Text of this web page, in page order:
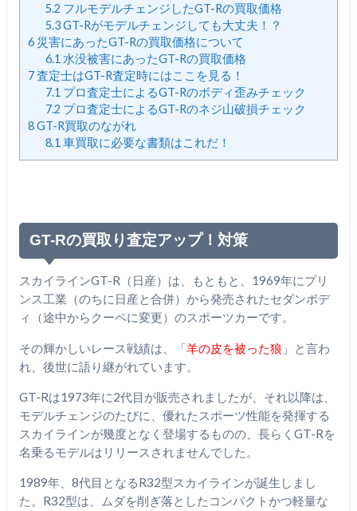
5.2 フルモデルチェンジしたGT-Rの買取価格
5.3GT-Rがモデルチェンジしても大丈夫！？
6災害にあったGT-Rの買取価格について
6.1 水没被害にあったGT-Rの買取価格
7査定士はGT-R査定時にはここを見る！
7.1 プロ査定士によるGT-Rのボディ歪みチェック
7.2 プロ査定士によるGT-Rのネジ山破損チェック
8GT-R買取のながれ
8.1 車買取に必要な書類はこれだ！
GT-Rの買取り査定アップ！対策
スカイラインGT-R（日産）は、もともと、1969年にプリ
ンス工業（のちに日産と合併）から発売されたセダンボデ
ィ（途中からクーペに変更）のスポーツカーです。
その輝かしいレース戦績は、「羊の皮を被った狼 」と言わ
れ、後世に語り継がれています。
GT-Rは1973年に2代目が販売されましたが、それ以降は、
モデルチェンジのたびに、優れたスポーツ性能を発揮する
スカイラインが幾度となく登場するものの、長らくGT-Rを
名乗るモデルはリリースされませんでした。
1989年、8代目となるR32型スカイラインが誕生しまし
た。R32型は、ムダを削ぎ落としたコンパクトかつ軽量な